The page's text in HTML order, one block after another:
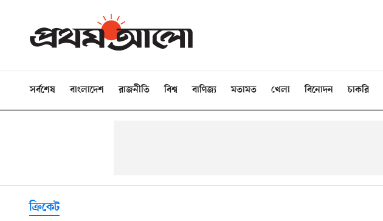
সর্বশেষ বাংলাদেশ রাজনীতি বিশ্ব বাণিজ্য মতামত খেলা বিনোদন চাকরি
ক্রিকেট